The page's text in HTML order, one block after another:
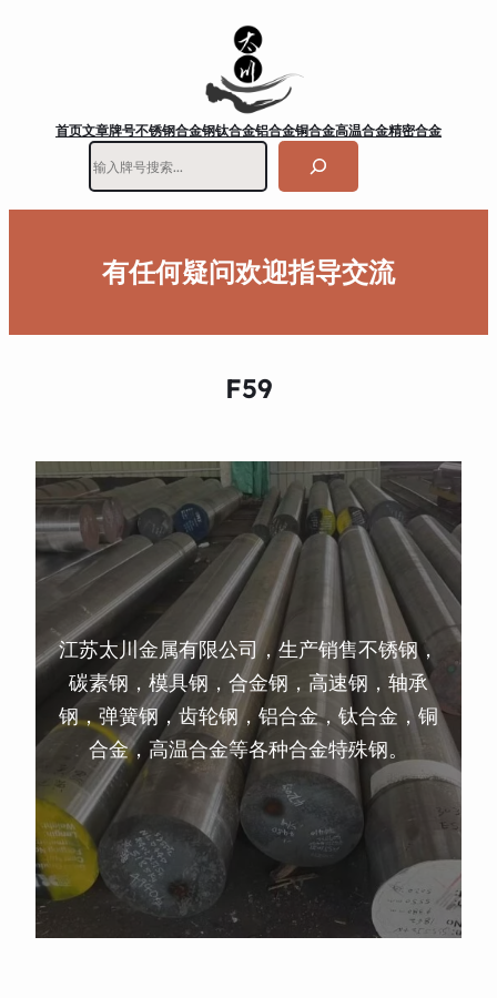
首页文章牌号不锈钢合金钢钛合金铝合金铜合金高温合金精密合金
有任何疑问欢迎指导交流
F59
江苏太川金属有限公司，生产销售不锈钢，
碳素钢，模具钢，合金钢，高速钢，轴承
钢，弹簧钢，齿轮钢，铝合金，钛合金，铜
合金，高温合金等各种合金特殊钢。